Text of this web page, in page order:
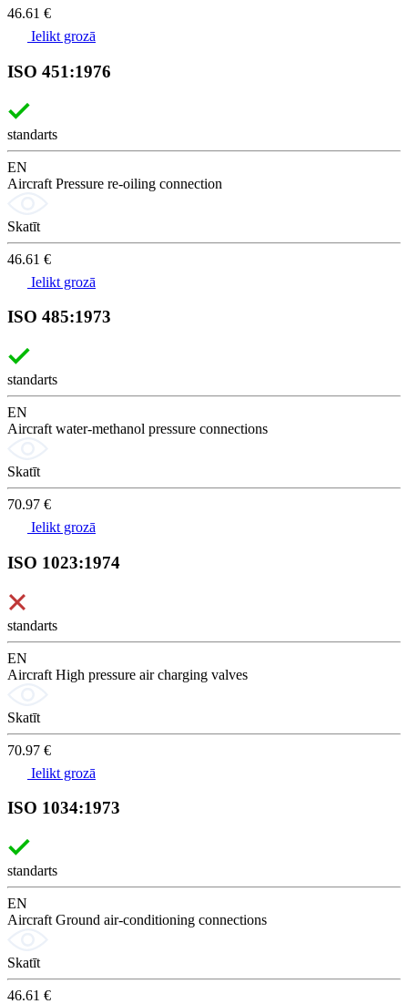
46.61 €
Ielikt grozā
ISO 451:1976
standarts
EN
Aircraft Pressure re-oiling connection
Skatīt
46.61 €
Ielikt grozā
ISO 485:1973
standarts
EN
Aircraft water-methanol pressure connections
Skatīt
70.97 €
Ielikt grozā
ISO 1023:1974
standarts
EN
Aircraft High pressure air charging valves
Skatīt
70.97 €
Ielikt grozā
ISO 1034:1973
standarts
EN
Aircraft Ground air-conditioning connections
Skatīt
46.61 €